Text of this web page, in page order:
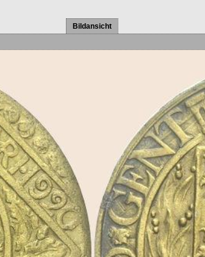
Bildansicht